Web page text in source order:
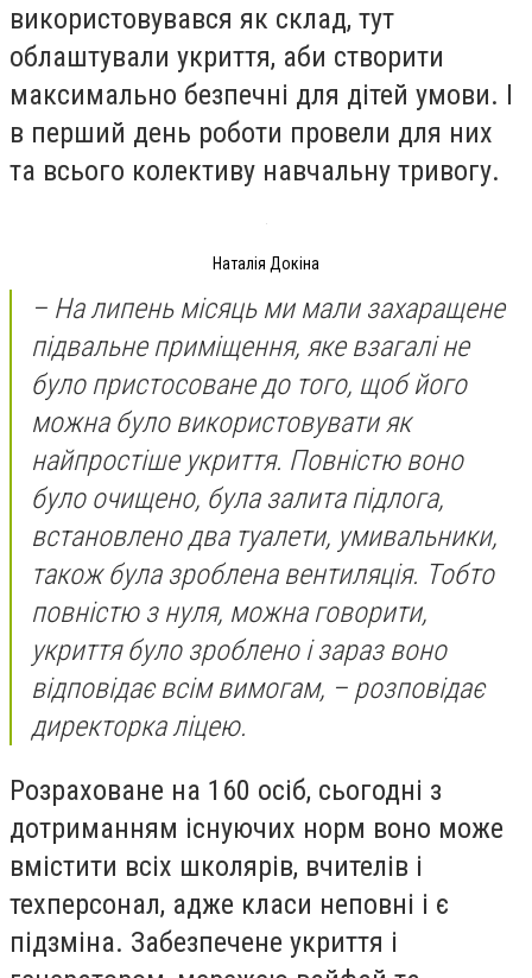
використовувався як склад, тут
облаштували укриття, аби створити
максимально безпечні для дітей умови. І
в перший день роботи провели для них
та всього колективу навчальну тривогу.
Наталія Докіна
– На липень місяць ми мали захаращене
підвальне приміщення, яке взагалі не
було пристосоване до того, щоб його
можна було використовувати як
найпростіше укриття. Повністю воно
було очищено, була залита підлога,
встановлено два туалети, умивальники,
також була зроблена вентиляція. Тобто
повністю з нуля, можна говорити,
укриття було зроблено і зараз воно
відповідає всім вимогам, – розповідає
директорка ліцею.
Розраховане на 160 осіб, сьогодні з
дотриманням існуючих норм воно може
вмістити всіх школярів, вчителів і
техперсонал, адже класи неповні і є
підзміна. Забезпечене укриття і